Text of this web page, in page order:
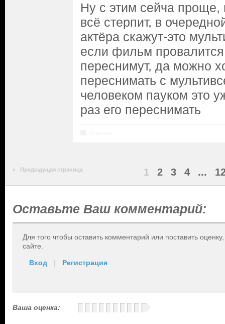
Ну с этим сейча проще,
всё стерпит, в
актёра скажут-это
если фильм провалится
переснимут, да можно
переснимать с
человеком пауком это
раз его переснимать
Предыдущая страница 1 2 3 4 ...
Оставьте Ваш комментарий:
Для того чтобы оставить комментарий или поставить
сайте.
Вход | Регистрация
Ваша оценка: